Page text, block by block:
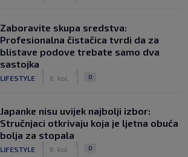
Zaboravite skupa sredstva:
Profesionalna čistačica tvrdi da za
blistave podove trebate samo dva
sastojka
LIFESTYLE 6. kol. 0
Japanke nisu uvijek najbolji izbor:
Stručnjaci otkrivaju koja je ljetna obuća
bolja za stopala
LIFESTYLE 6. kol. 0